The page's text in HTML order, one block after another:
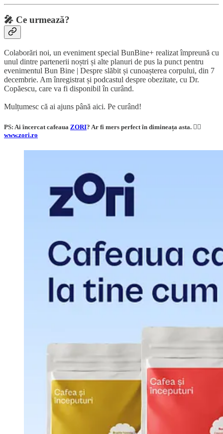
🎤 Ce urmează?
Colaborări noi, un eveniment special BunBine+ realizat împreună cu
unul dintre partenerii noștri și alte planuri de pus la punct pentru
evenimentul Bun Bine | Despre slăbit și cunoașterea corpului, din 7
decembrie. Am înregistrat și podcastul despre obezitate, cu Dr.
Copăescu, care va fi disponibil în curând.
Mulțumesc că ai ajuns până aici. Pe curând!
PS: Ai încercat cafeaua ZORI? Ar fi mers perfect în dimineața asta. 👇🏼
www.zori.ro